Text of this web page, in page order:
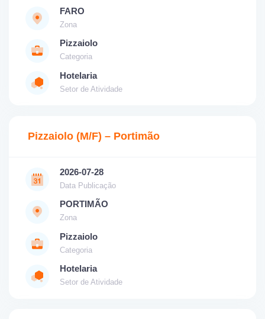
FARO
Zona
Pizzaiolo
Categoria
Hotelaria
Setor de Atividade
Pizzaiolo (M/F) – Portimão
2026-07-28
Data Publicação
PORTIMÃO
Zona
Pizzaiolo
Categoria
Hotelaria
Setor de Atividade